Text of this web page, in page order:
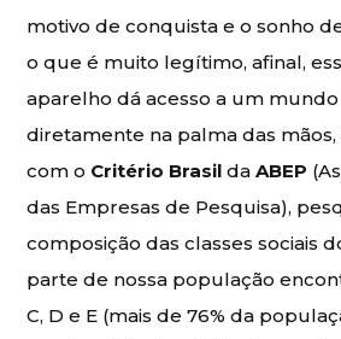
motivo de conquista e o sonho
o que é muito legítimo, afinal,
aparelho dá acesso a um
diretamente na palma das
com o Critério Brasil daABEP
das Empresas de Pesquisa),
composição das classes sociais
parte de nossa população
C, D e E (mais de 76% da